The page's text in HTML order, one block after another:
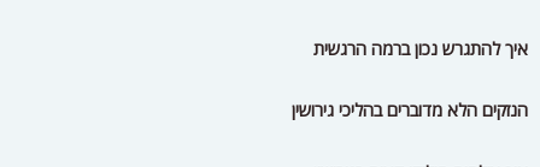
איך להתגרש נכון ברמה הרגשית
הנזקים הלא מדוברים בהליכי גירושין